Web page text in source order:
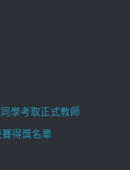
學考取正式教師
得獎名單